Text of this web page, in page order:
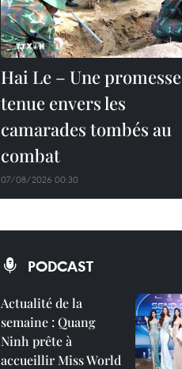
Hai Le – Une promesse
tenue envers les
camarades tombés au
combat
07/08/2026 00:30
PODCAST
Actualité de la
semaine : Quang
Ninh prête à
accueillir Miss World